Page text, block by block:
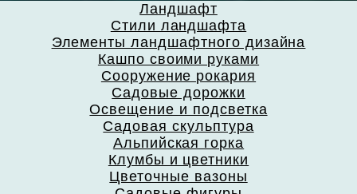
Ландшафт
Стили ландшафта
Элементы ландшафтного дизайна
Кашпо своими руками
Сооружение рокария
Садовые дорожки
Освещение и подсветка
Садовая скульптура
Альпийская горка
Клумбы и цветники
Цветочные вазоны